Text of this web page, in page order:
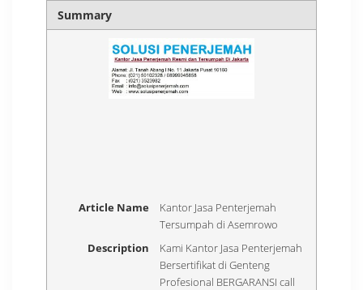
Summary
Article Name
Kantor Jasa Penterjemah
Tersumpah di Asemrowo
Description
Kami Kantor Jasa Penterjemah
Bersertifikat di Genteng
Profesional BERGARANSI call